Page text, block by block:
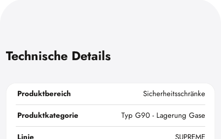
Technische Details
Produktbereich
Sicherheitsschränke
Produktkategorie
Typ G90 - Lagerung Gase